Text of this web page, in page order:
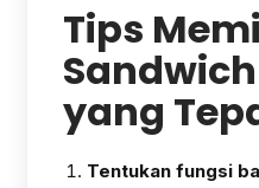
Tips
yang
Tentukan fungsi